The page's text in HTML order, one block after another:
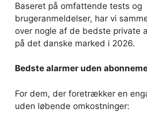
Baseret på omfattende tests og
brugeranmeldelser, har vi
over nogle af de bedste private
på det danske marked i 2026.
Bedste alarmer uden
For dem, der foretrækker en
uden løbende omkostninger: